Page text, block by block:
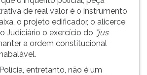
de real valor é o instrumento
o projeto edificador, o alicerce
Judiciário o exercício do “jus
a ordem constitucional
entretanto, não é um